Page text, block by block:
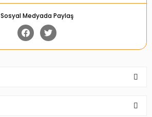
Sosyal Medyada Paylaş